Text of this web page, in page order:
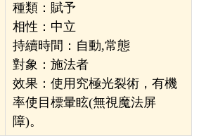
種類：賦予
相性：中立
持續時間： 自動,常態
對象： 施法者
效果：使用究極光裂術，有機
率使目標暈眩(無視魔法屏
障)。